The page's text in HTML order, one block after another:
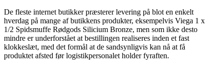
De fleste internet butikker præsterer levering på blot en enkelt
hverdag på mange af butikkens produkter, eksempelvis Viega 1 x
1/2 Spidsmuffe Rødgods Silicium Bronze, men som ikke desto
mindre er underforstået at bestillingen realiseres inden et fast
klokkeslæt, med det formål at de sandsynligvis kan nå at få
produktet afsted før logistikpersonalet holder fyraften.